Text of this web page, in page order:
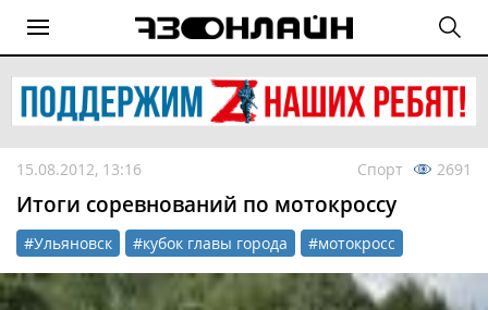
15.08.2012, 13:16 Спорт 2691
Итоги соревнований по мотокроссу
#Ульяновск #кубок главы города #мотокросс